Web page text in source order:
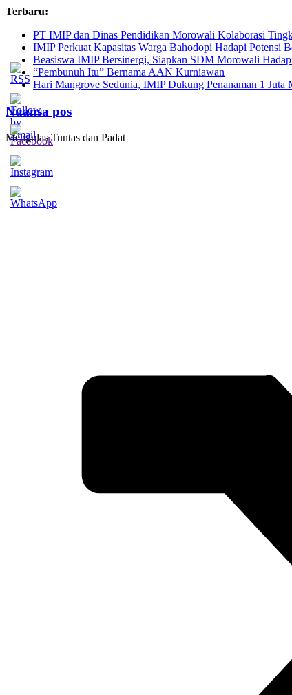
Skip
content
Terbaru:
PT IMIP dan Dinas Pendidikan Morowali Kolaborasi
IMIP Perkuat Kapasitas Warga Bahodopi Hadapi Potensi
Beasiswa IMIP Bersinergi, Siapkan SDM Morowali
“Pembunuh Itu” Bernama AAN Kurniawan
Hari Mangrove Sedunia, IMIP Dukung Penanaman 1 Juta
Nuansa pos
Mengulas Tuntas dan Padat